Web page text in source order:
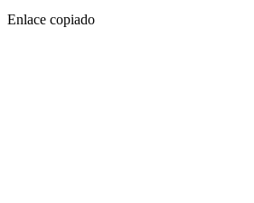
Enlace copiado